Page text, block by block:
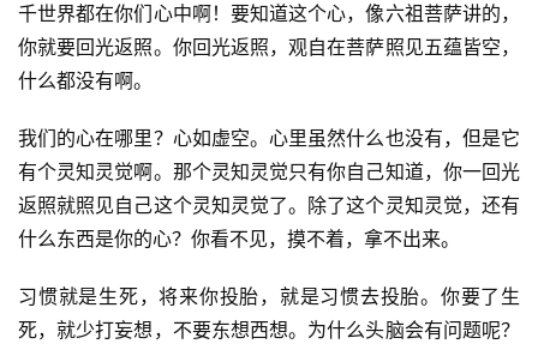
千世界都在你们心中啊！要知道这个心，像六祖菩萨讲的，
你就要回光返照。你回光返照，观自在菩萨照见五蕴皆空，
什么都没有啊。
我们的心在哪里？心如虚空。心里虽然什么也没有，但是它
有个灵知灵觉啊。那个灵知灵觉只有你自己知道，你一回光
返照就照见自己这个灵知灵觉了。除了这个灵知灵觉，还有
什么东西是你的心？你看不见，摸不着，拿不出来。
习惯就是生死，将来你投胎，就是习惯去投胎。你要了生
死，就少打妄想，不要东想西想。为什么头脑会有问题呢？